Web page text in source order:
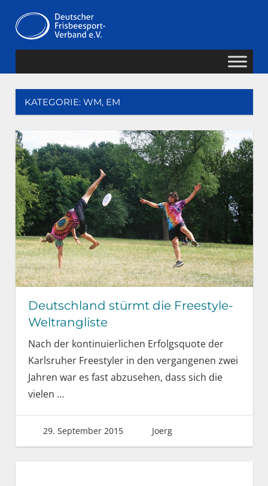
Inhalt
springen
Frisbeesport-
Verband
KATEGORIE: WM, EM
Deutschland stürmt die Freestyle-
Weltrangliste
Nach der kontinuierlichen Erfolgsquote der
Karlsruher Freestyler in den vergangenen zwei
Jahren war es fast abzusehen, dass sich die
vielen …
29. September 2015 Joerg